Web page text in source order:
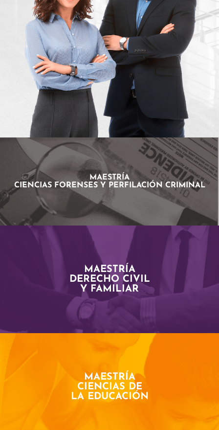
MAESTRÍA
CIENCIAS FORENSES Y PERFILACIÓN CRIMINAL
MAESTRÍA
DERECHO CIVIL
Y FAMILIAR
MAESTRÍA
CIENCIAS DE
LA EDUCACIÓN